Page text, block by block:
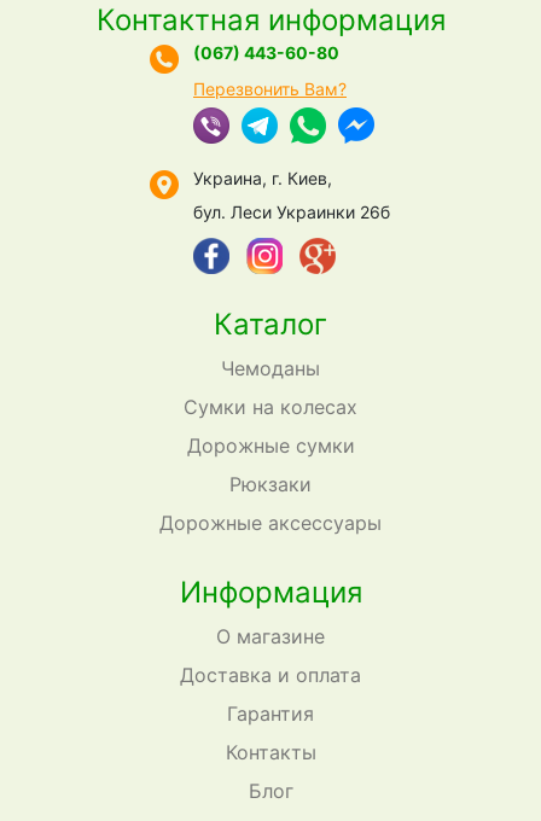
Каталог
Чемоданы
Сумки на колесах
Дорожные сумки
Рюкзаки
Дорожные аксессуары
Информация
О магазине
Доставка и оплата
Гарантия
Контакты
Блог
Контактная информация
(067) 443-60-80
Перезвонить Вам?
Украина, г. Киев,
бул. Леси Украинки 26б